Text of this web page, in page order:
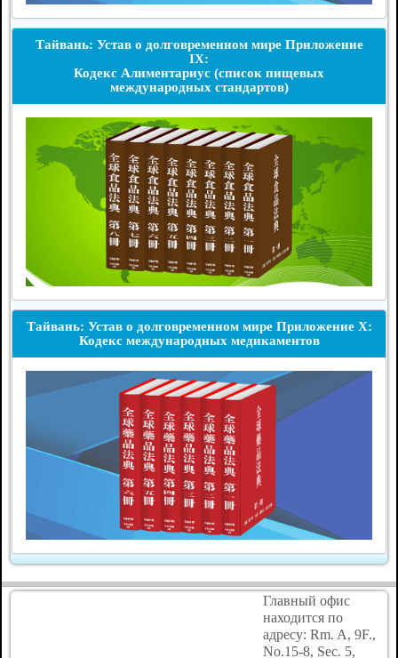
Тайвань: Устав о долговременном мире Приложение
IX:
Кодекс Алиментариус (список пищевых
международных стандартов)
Тайвань: Устав о долговременном мире Приложение X:
Кодекс международных медикаментов
Главный офис
находится по
адресу: Rm. A, 9F.,
No.15-8, Sec. 5,